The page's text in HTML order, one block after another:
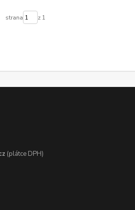
strana z 1
(plátce DPH)